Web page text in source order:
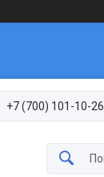
+7 (700) 101-10-26